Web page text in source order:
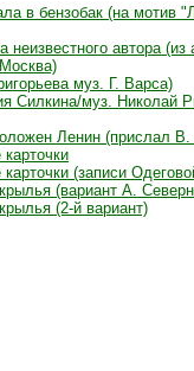
в бензобак (на мотив
автора (из
муз. Г. Варса)
Силкина/муз. Николай
Ленин (прислал В.
карточки (записи
(вариант А.
(2-й вариант)